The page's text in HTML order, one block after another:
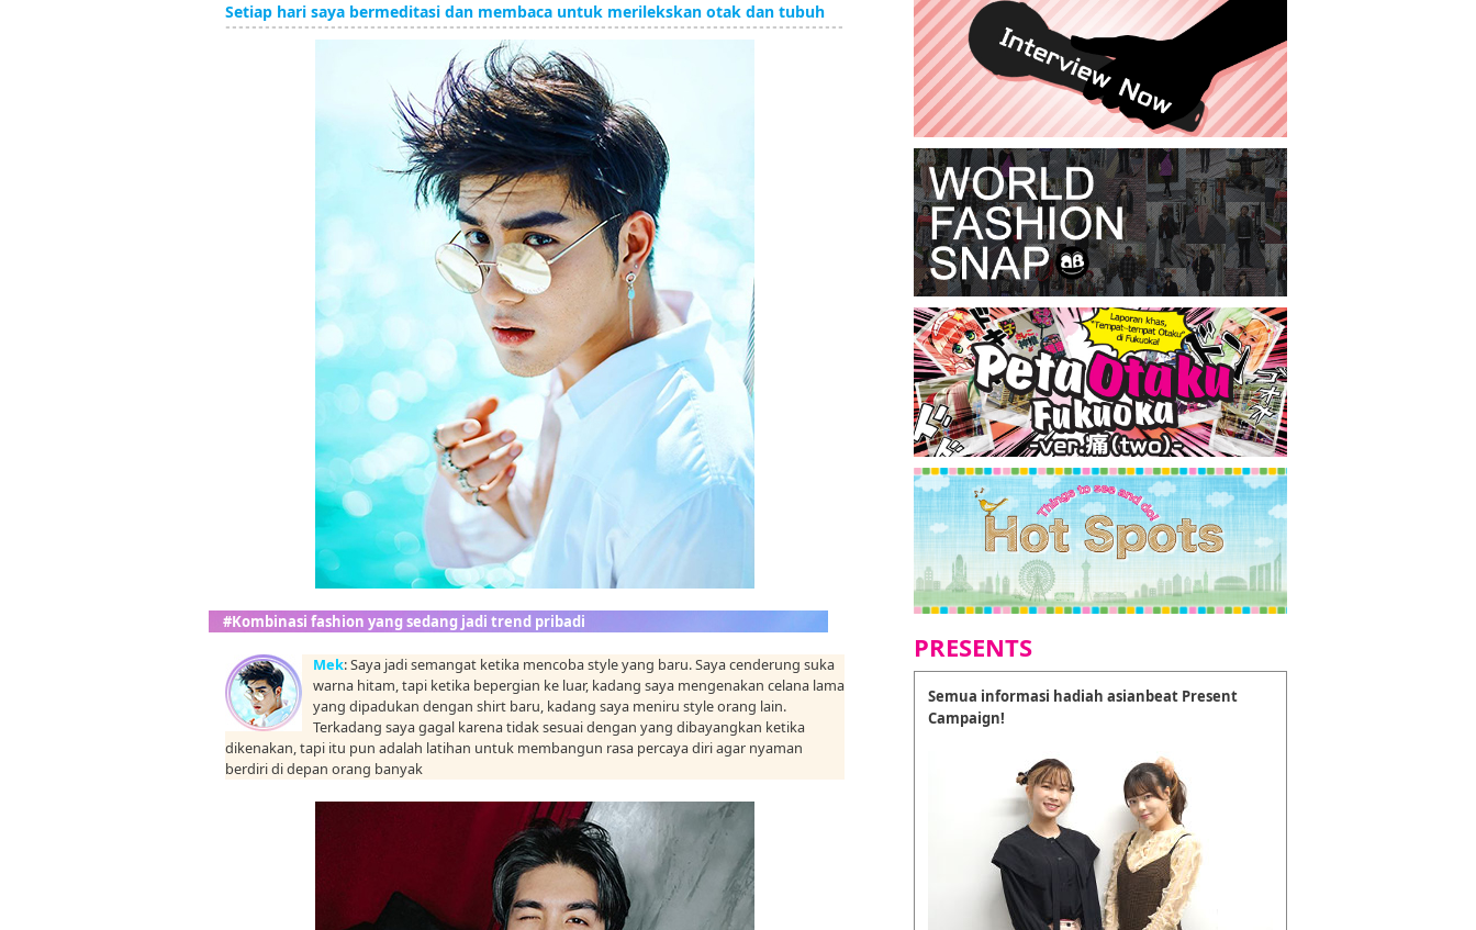
Setiap hari saya bermeditasi dan membaca untuk merilekskan otak dan tubuh
#Kombinasi fashion yang sedang jadi trend pribadi
Mek: Saya jadi semangat ketika mencoba style yang baru. Saya cenderung suka
warna hitam, tapi ketika bepergian ke luar, kadang saya mengenakan celana lama
yang dipadukan dengan shirt baru, kadang saya meniru style orang lain.
Terkadang saya gagal karena tidak sesuai dengan yang dibayangkan ketika
dikenakan, tapi itu pun adalah latihan untuk membangun rasa percaya diri agar nyaman
berdiri di depan orang banyak
2023.03.04
AGANOYAKI
PRESENTS
Semua informasi hadiah asianbeat Present
Campaign!